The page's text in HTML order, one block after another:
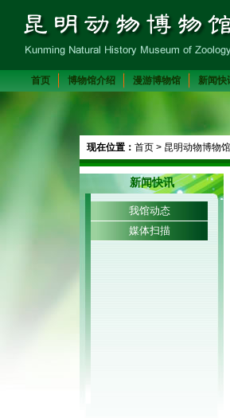
首页 博物馆介绍 漫游博物馆 新闻快
现在位置： 首页 > 昆明动物博物馆
新闻快讯
我馆动态
媒体扫描